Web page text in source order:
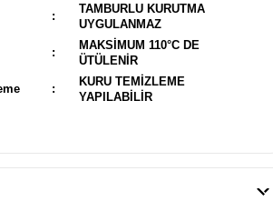
:
TAMBURLU KURUTMA
UYGULANMAZ
:
MAKSİMUM 110°C DE
ÜTÜLENİR
:
KURU TEMİZLEME
YAPILABİLİR